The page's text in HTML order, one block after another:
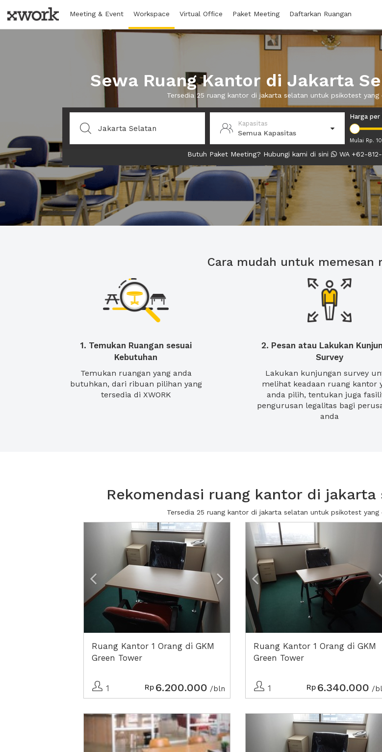
Meeting & Event Workspace Virtual Office Paket Meeting Daftarkan Ruangan
Sewa Ruang Kantor di Jakarta
Tersedia 25 ruang kantor di jakarta selatan untuk psikotest yang
Kapasitas
Semua Kapasitas
Harga per
Mulai Rp.
Butuh Paket Meeting? Hubungi kami di sini WA +62-
Cara mudah untuk memesan
1. Temukan Ruangan sesuai
Kebutuhan
Temukan ruangan yang anda
butuhkan, dari ribuan pilihan yang
tersedia di XWORK
2. Pesan atau Lakukan
Survey
Lakukan kunjungan survey
melihat keadaan ruang kantor
anda pilih, tentukan juga
pengurusan legalitas bagi
anda
Rekomendasi ruang kantor di
Tersedia 25 ruang kantor di jakarta selatan untuk psikotest yang
Previous
Ruang Kantor 1 Orang di GKM
Green Tower
1 Rp 6.200.000 /bln
Previous
Ruang Kantor 1 Orang di GKM
Green Tower
1 Rp 6.340.000 /
Previous Next2 Previous